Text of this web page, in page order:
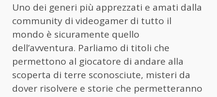
Uno dei generi più apprezzati e amati dalla
community di videogamer di tutto il
mondo è sicuramente quello
dell’avventura. Parliamo di titoli che
permettono al giocatore di andare alla
scoperta di terre sconosciute, misteri da
dover risolvere e storie che permetteranno